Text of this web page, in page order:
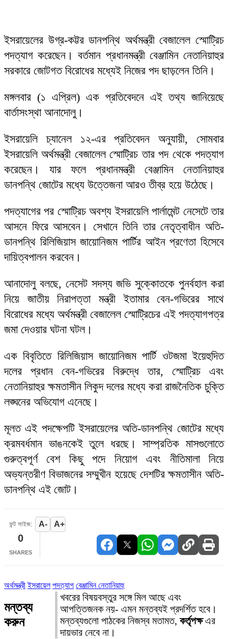
ইসরায়েলের উগ্র-কট্টর ডানপন্থি অর্থমন্ত্রী বেজালেল স্মোট্রিচ
পদত্যাগ করেছেন। বর্তমান প্রধানমন্ত্রী বেঞ্জামিন নেতানিয়াহুর
সরকারে জোটগত বিরোধের মধ্যেই নিজের পদ ছাড়লেন তিনি।
মঙ্গলবার (১ এপ্রিল) এক প্রতিবেদনে এই তথ্য জানিয়েছে
বার্তাসংস্থা আনাদোলু।
ইসরায়েলি চ্যানেল ১২-এর প্রতিবেদন অনুযায়ী, সোমবার
ইসরায়েলি অর্থমন্ত্রী বেজালেল স্মোট্রিচ তার পদ থেকে পদত্যাগ
করেছেন। যার ফলে প্রধানমন্ত্রী বেঞ্জামিন নেতানিয়াহুর
ডানপন্থি জোটের মধ্যে উত্তেজনা আরও তীব্র হয়ে উঠেছে।
পদত্যাগের পর স্মোট্রিচ অবশ্য ইসরায়েলি পার্লামেন্ট নেসেটে তার
আসনে ফিরে আসবেন। সেখানে তিনি তার নেতৃত্বাধীন অতি-
ডানপন্থি রিলিজিয়াস জায়োনিজম পার্টির আইন প্রণেতা হিসেবে
দায়িত্বপালন করবেন।
আনাদোলু বলছে, নেসেট সদস্য জভি সুক্কোতকে পুনর্বহাল করা
নিয়ে জাতীয় নিরাপত্তা মন্ত্রী ইতামার বেন-গভিরের সাথে
বিরোধের মধ্যে অর্থমন্ত্রী বেজালেল স্মোট্রিচের এই পদত্যাগপত্র
জমা দেওয়ার ঘটনা ঘটল।
এক বিবৃতিতে রিলিজিয়াস জায়োনিজম পার্টি ওটজমা ইয়েহুদিত
দলের প্রধান বেন-গভিরের বিরুদ্ধে তার, স্মোট্রিচ এবং
নেতানিয়াহুর ক্ষমতাসীন লিকুদ দলের মধ্যে করা রাজনৈতিক চুক্তি
লঙ্ঘনের অভিযোগ এনেছে।
মূলত এই পদক্ষেপটি ইসরায়েলের অতি-ডানপন্থি জোটের মধ্যে
ক্রমবর্ধমান ভাঙনকেই তুলে ধরছে। সাম্প্রতিক মাসগুলোতে
গুরুত্বপূর্ণ বেশ কিছু পদে নিয়োগ এবং নীতিমালা নিয়ে
অভ্যন্তরীণ বিভাজনের সম্মুখীন হয়েছে দেশটির ক্ষমতাসীন অতি-
ডানপন্থি এই জোট।
ফন্ট সাইজ: A- A+
0
SHARES
অর্থমন্ত্রী ইসরায়েল পদত্যাগ বেঞ্জামিন নেতানিয়াহু
মন্তব্য
করুন
খবরের বিষয়বস্তুর সঙ্গে মিল আছে এবং
আপত্তিজনক নয়- এমন মন্তব্যই প্রদর্শিত হবে।
মন্তব্যগুলো পাঠকের নিজস্ব মতামত, কর্তৃপক্ষএর
দায়ভার নেবে না।